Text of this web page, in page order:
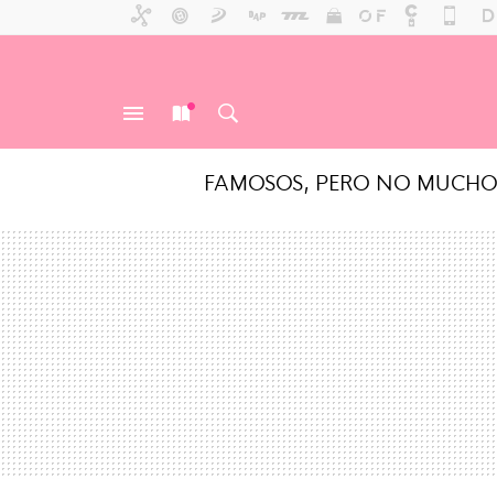
FAMOSOS, PERO NO MUCHO